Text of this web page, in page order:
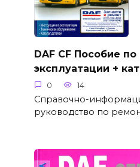
DAF CF Пособие
эксплуатации +
0 14
Справочно-
руководство по